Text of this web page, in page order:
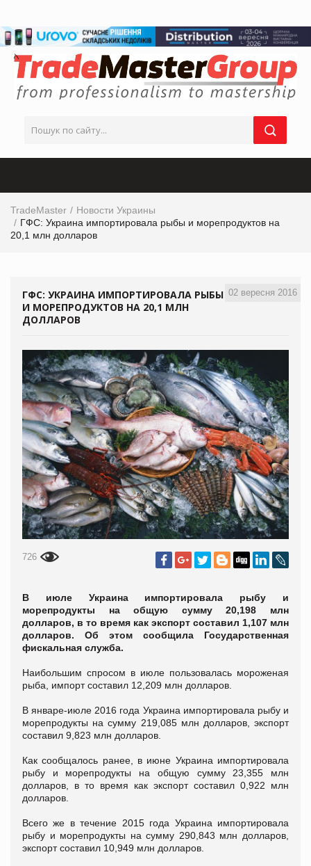
TradeMaster
Новости Украины
ГФС: Украина импортировала рыбы и морепродуктов на
20,1 млн долларов
02 вересня 2016
ГФС: УКРАИНА ИМПОРТИРОВАЛА РЫБЫ
И МОРЕПРОДУКТОВ НА 20,1 МЛН
ДОЛЛАРОВ
726
В июле Украина импортировала рыбу и
морепродукты на общую сумму 20,198 млн
долларов, в то время как экспорт составил 1,107 млн
долларов. Об этом сообщила Государственная
фискальная служба.
Наибольшим спросом в июле пользовалась мороженая
рыба, импорт составил 12,209 млн долларов.
В январе-июле 2016 года Украина импортировала рыбу и
морепродукты на сумму 219,085 млн долларов, экспорт
составил 9,823 млн долларов.
Как сообщалось ранее, в июне Украина импортировала
рыбу и морепродукты на общую сумму 23,355 млн
долларов, в то время как экспорт составил 0,922 млн
долларов.
Всего же в течение 2015 года Украина импортировала
рыбу и морепродукты на сумму 290,843 млн долларов,
экспорт составил 10,949 млн долларов.